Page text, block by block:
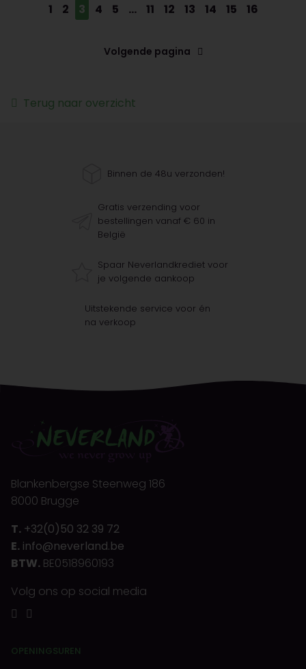
1 2 3 4 5 ... 11 12 13 14 15 16
Volgende pagina
Terug naar overzicht
Binnen de 48u verzonden!
Gratis verzending voor
bestellingen vanaf € 60 in
België
Spaar Neverlandkrediet voor
je volgende aankoop
Uitstekende service voor én
na verkoop
Blankenbergse Steenweg 186
8000 Brugge
T. +32(0)50 32 39 72
E. info@neverland.be
BTW. BE0518960193
Volg ons op social media
OPENINGSUREN